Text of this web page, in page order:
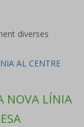
diverses
NOVA LÍNIA